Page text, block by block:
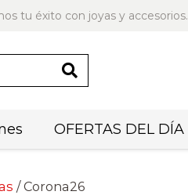
tu éxito con joyas y accesorios.
OFERTAS DEL DÍA
/ Corona26